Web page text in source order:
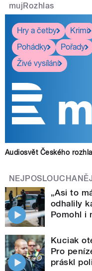
mujRozhlas
Hry a četby
Krimi
Pohádky
Pořady
Živé vysílání
Audiosvět Českého
„Asi to
odhalily
Pomohl i
Kuciak
Pro
práskl